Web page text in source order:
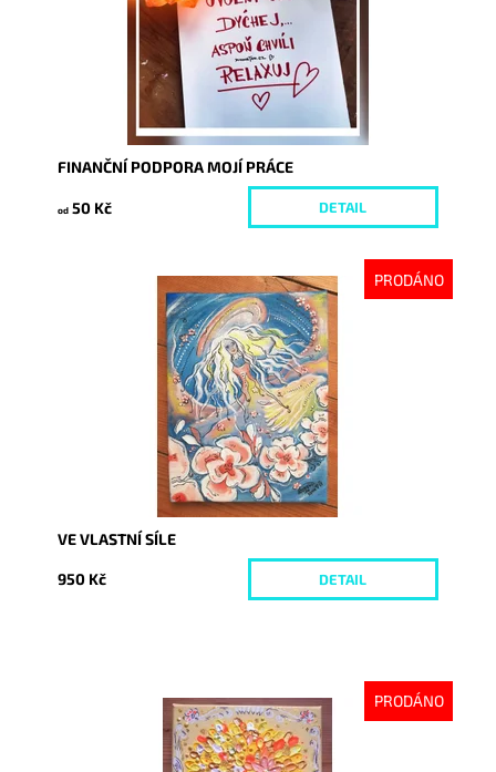
FINANČNÍ PODPORA MOJÍ PRÁCE
od 50 Kč DETAIL
PRODÁNO
Vyprodáno
3351
VE VLASTNÍ SÍLE
950 Kč DETAIL
PRODÁNO
Vyprodáno
2769